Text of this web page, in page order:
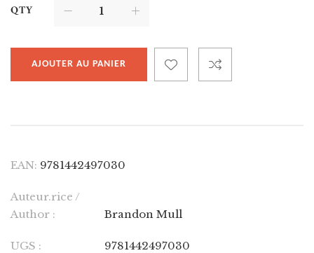
QTY
AJOUTER AU PANIER
EAN: 9781442497030
Auteur.rice /
Author :
Brandon Mull
UGS : 9781442497030